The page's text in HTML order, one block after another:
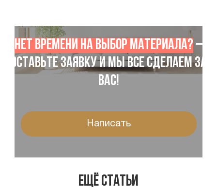
Нет времени на выбор материала?–
Оставьте заявку и мы все сделаем за
Вас!
Написать
Ещё статьи